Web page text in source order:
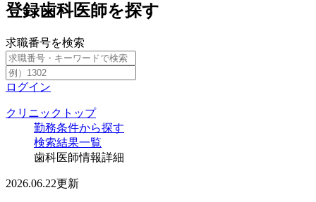
登録歯科医師を探す
求職番号を検索
ログイン
クリニックトップ
勤務条件から探す
検索結果一覧
歯科医師情報詳細
2026.06.22更新